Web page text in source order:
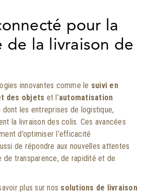
pour la
de la livraison de
innovantes comme le suivi en
des objets et l’automatisation
les entreprises de logistique,
la livraison des colis. Ces avancées
d’optimiser l’efficacité
de répondre aux nouvelles attentes
de transparence, de rapidité et de
plus sur nos solutions de livraison